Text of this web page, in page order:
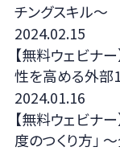
チングスキル～
2024.02.15
【無料ウェビナ
性を高める外部
2024.01.16
【無料ウェビナ
度のつくり方」